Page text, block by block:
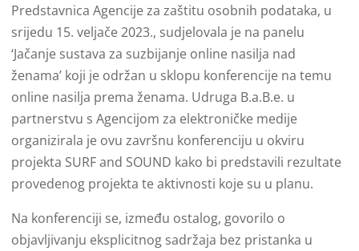
Predstavnica Agencije za zaštitu osobnih podataka, u
srijedu 15. veljače 2023., sudjelovala je na panelu
‘Jačanje sustava za suzbijanje online nasilja nad
ženama’ koji je održan u sklopu konferencije na temu
online nasilja prema ženama. Udruga B.a.B.e. u
partnerstvu s Agencijom za elektroničke medije
organizirala je ovu završnu konferenciju u okviru
projekta SURF and SOUND kako bi predstavili rezultate
provedenog projekta te aktivnosti koje su u planu.
Na konferenciji se, između ostalog, govorilo o
objavljivanju eksplicitnog sadržaja bez pristanka u